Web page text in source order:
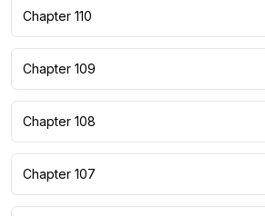
Chapter 110
Chapter 109
Chapter 108
Chapter 107